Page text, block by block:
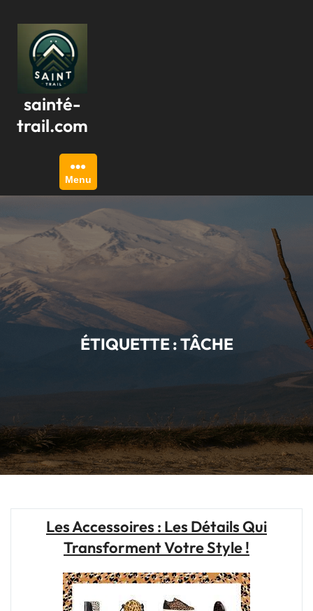
contenu
sainté-
trail.com
Menu
ÉTIQUETTE :TÂCHE
Les Accessoires : Les Détails Qui
Transforment Votre Style !